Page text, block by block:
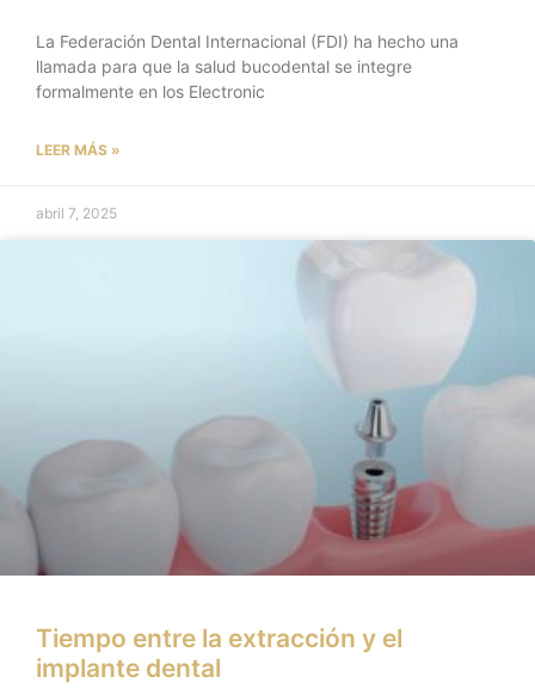
La Federación Dental Internacional (FDI) ha hecho una
llamada para que la salud bucodental se integre
formalmente en los Electronic
LEER MÁS »
abril 7, 2025
Tiempo entre la extracción y el
implante dental